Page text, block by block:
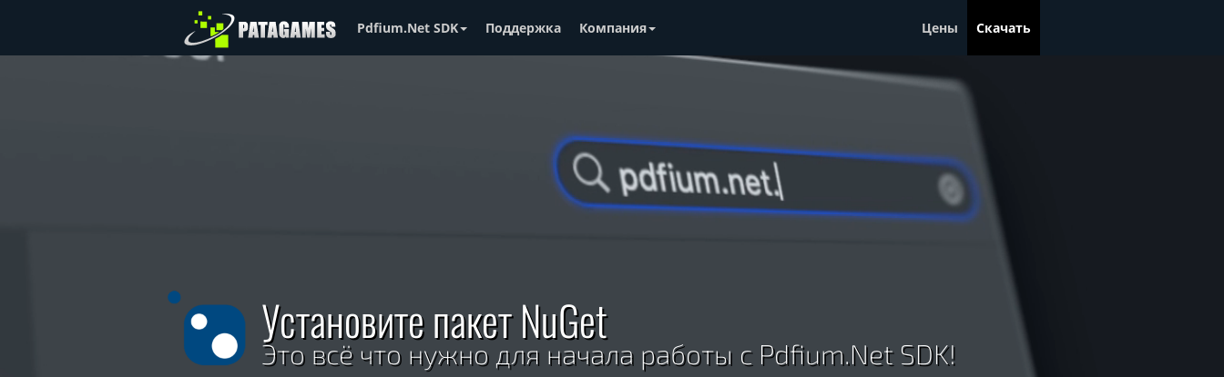
Pdfium.Net SDK Поддержка Компания Цены Скачать
Установите пакет NuGet
Это всё что нужно для начала работы с Pdfium.Net SDK!